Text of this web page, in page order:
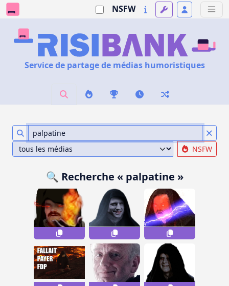
NSFW
Service de partage de médias humoristiques
NSFW
🔍 Recherche « palpatine »